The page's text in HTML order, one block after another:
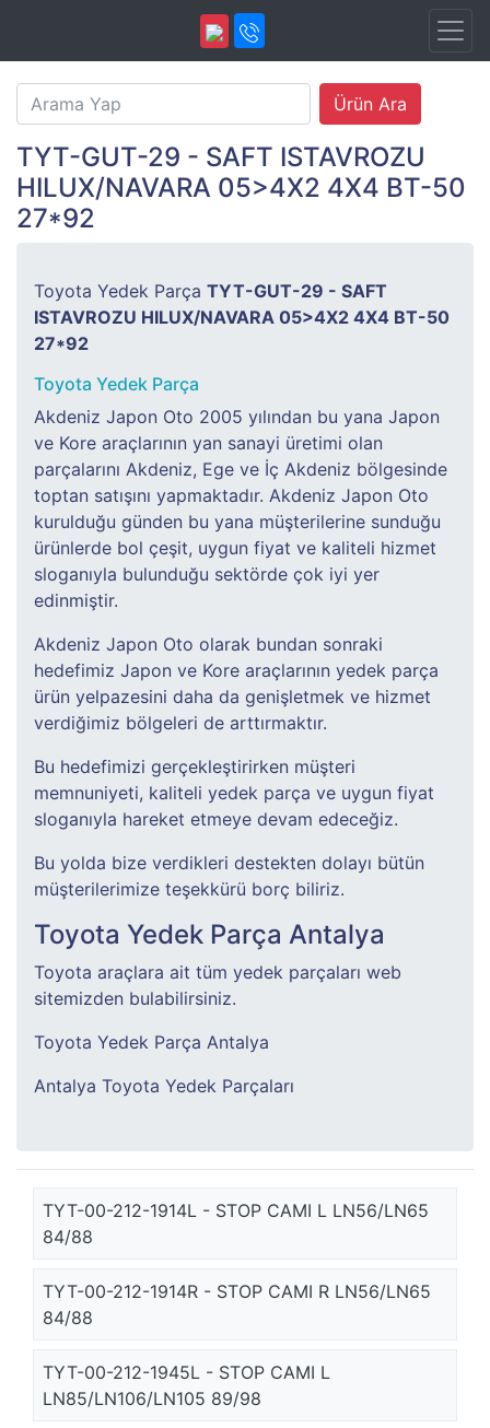
TYT-GUT-29 - SAFT ISTAVROZU
HILUX/NAVARA 05>4X2 4X4 BT-50
27*92
Toyota Yedek Parça TYT-GUT-29 - SAFT
ISTAVROZU HILUX/NAVARA 05>4X2 4X4 BT-50
27*92
Toyota Yedek Parça
Akdeniz Japon Oto 2005 yılından bu yana Japon
ve Kore araçlarının yan sanayi üretimi olan
parçalarını Akdeniz, Ege ve İç Akdeniz bölgesinde
toptan satışını yapmaktadır. Akdeniz Japon Oto
kurulduğu günden bu yana müşterilerine sunduğu
ürünlerde bol çeşit, uygun fiyat ve kaliteli hizmet
sloganıyla bulunduğu sektörde çok iyi yer
edinmiştir.
Akdeniz Japon Oto olarak bundan sonraki
hedefimiz Japon ve Kore araçlarının yedek parça
ürün yelpazesini daha da genişletmek ve hizmet
verdiğimiz bölgeleri de arttırmaktır.
Bu hedefimizi gerçekleştirirken müşteri
memnuniyeti, kaliteli yedek parça ve uygun fiyat
sloganıyla hareket etmeye devam edeceğiz.
Bu yolda bize verdikleri destekten dolayı bütün
müşterilerimize teşekkürü borç biliriz.
Toyota Yedek Parça Antalya
Toyota araçlara ait tüm yedek parçaları web
sitemizden bulabilirsiniz.
Toyota Yedek Parça Antalya
Antalya Toyota Yedek Parçaları
TYT-00-212-1914L - STOP CAMI L LN56/LN65
84/88
TYT-00-212-1914R - STOP CAMI R LN56/LN65
84/88
TYT-00-212-1945L - STOP CAMI L
LN85/LN106/LN105 89/98